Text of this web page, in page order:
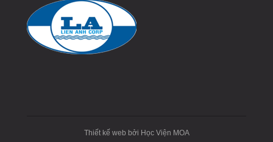
Thiết kế web bởi Học Viện MOA